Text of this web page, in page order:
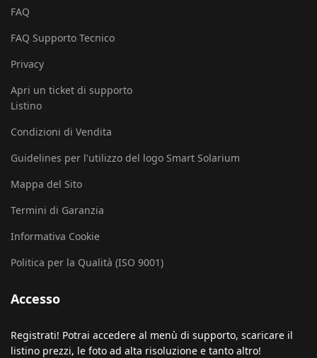
FAQ
FAQ Supporto Tecnico
Privacy
Apri un ticket di supporto
Listino
Condizioni di Vendita
Guidelines per l'utilizzo del logo Smart Solarium
Mappa del Sito
Termini di Garanzia
Informativa Cookie
Politica per la Qualità (ISO 9001)
Accesso
Registrati! Potrai accedere al menù di supporto, scaricare il
listino prezzi, le foto ad alta risoluzione e tanto altro!